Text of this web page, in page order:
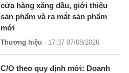
cửa hàng xăng dầu, giới thiệu
sản phẩm và ra mắt sản phẩm
mới
Thương hiệu - 17:37 07/08/2026
C/O theo quy định mới: Doanh